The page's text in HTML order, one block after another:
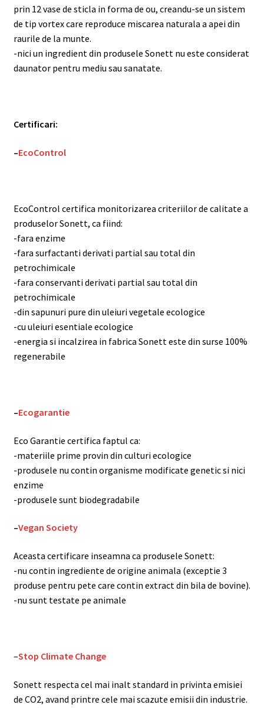
prin 12 vase de sticla in forma de ou, creandu-se un sistem
de tip vortex care reproduce miscarea naturala a apei din
raurile de la munte.
-nici un ingredient din produsele Sonett nu este considerat
daunator pentru mediu sau sanatate.
Certificari:
–EcoControl
EcoControl certifica monitorizarea criteriilor de calitate a
produselor Sonett, ca fiind:
-fara enzime
-fara surfactanti derivati partial sau total din
petrochimicale
-fara conservanti derivati partial sau total din
petrochimicale
-din sapunuri pure din uleiuri vegetale ecologice
-cu uleiuri esentiale ecologice
-energia si incalzirea in fabrica Sonett este din surse 100%
regenerabile
–Ecogarantie
Eco Garantie certifica faptul ca:
-materiile prime provin din culturi ecologice
-produsele nu contin organisme modificate genetic si nici
enzime
-produsele sunt biodegradabile
–Vegan Society
Aceasta certificare inseamna ca produsele Sonett:
-nu contin ingrediente de origine animala (exceptie 3
produse pentru pete care contin extract din bila de bovine).
-nu sunt testate pe animale
–Stop Climate Change
Sonett respecta cel mai inalt standard in privinta emisiei
de CO2, avand printre cele mai scazute emisii din industrie.